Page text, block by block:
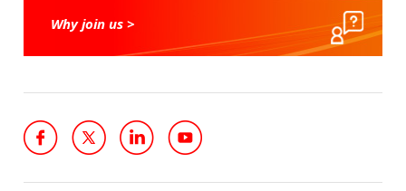
Why join us >